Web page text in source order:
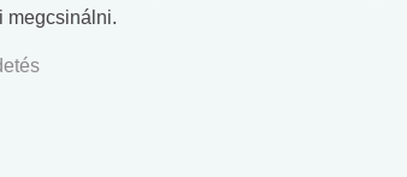
megcsinálni.